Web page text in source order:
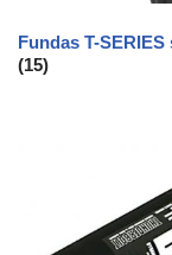
Fundas T-
(15)